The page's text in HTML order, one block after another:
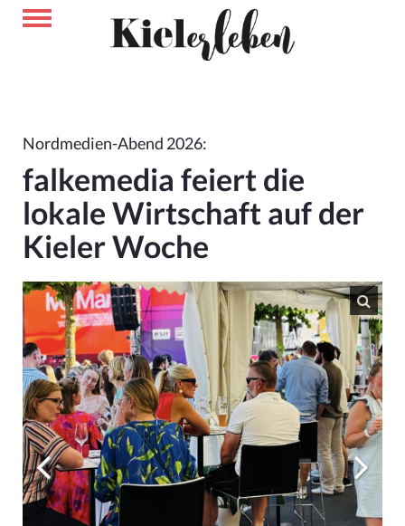
Nordmedien-Abend 2026:
falkemedia feiert die
lokale Wirtschaft auf der
Kieler Woche